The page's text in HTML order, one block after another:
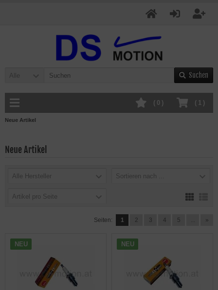
Alle Suchen
( 1 )
( 0 )
Neue Artikel
Neue Artikel
Alle Hersteller Sortieren nach ...
Artikel pro Seite
Seiten: 1 2 3 4 5 ... »
NEU NEU